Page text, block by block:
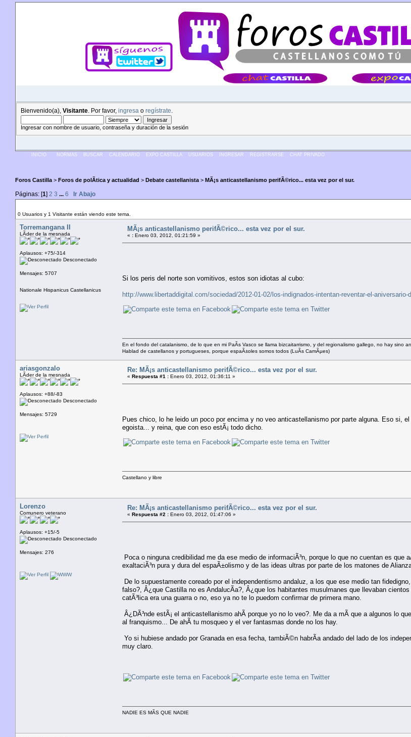
Bienvenido(a), Visitante . Por favor, ingresa o regístrate
Ingresar con nombre de usuario, contraseña y duración de la sesión
INICIO NORMAS BUSCAR CALENDARIO EXPO CASTILLA USUARIOS INGRESAR REGISTRARSE CHAT PRIVADO
Foros Castilla > Foros de polÃ­tica y actualidad > Debate castellanista > MÃ¡s anticastellanismo perifÃ©rico... esta vez por el sur.
Páginas: [1] 2 3 ... 6 Ir Abajo
0 Usuarios y 1 Visitante están viendo este tema.
Torremangana II
LÃ­der de la mesnada
Aplausos: +75/-314
Desconectado
Mensajes: 5707
Nationale Hispanicus Castellanicus
MÃ¡s anticastellanismo perifÃ©rico... esta vez por el sur.
« : Enero 03, 2012, 01:21:59 »
Si los peris del norte son vomitivos, estos son idiotas al cubo:
http://www.libertaddigital.com/sociedad/2012-01-02/los-indignados-intentan-reventar-el-aniversario-
En el fondo del catalanismo, de lo que en mi PaÃ­s Vasco se llama bizcaitarrismo, y del regionalismo gallego, no hay sino
Hablad de castellanos y portugueses, porque espaÃ±oles somos todos (LuÃ­s CamÃµes)
ariasgonzalo
LÃ­der de la mesnada
Aplausos: +88/-83
Desconectado
Mensajes: 5729
Re: MÃ¡s anticastellanismo perifÃ©rico... esta vez por el sur.
« Respuesta #1 : Enero 03, 2012, 01:36:11 »
Pues chico, lo he leido un poco por encima y no veo anticastellanismo por parte alguna. Eso si,
egoista... y reina, que con eso estÃ¡ todo dicho.
Castellano y libre
Lorenzo
Comunero veterano
Aplausos: +15/-5
Desconectado
Mensajes: 276
Re: MÃ¡s anticastellanismo perifÃ©rico... esta vez por el sur.
« Respuesta #2 : Enero 03, 2012, 01:47:06 »
Poca o ninguna credibilidad me da ese medio de informaciÃ³n, porque lo que no cuentan es
exaltaciÃ³n pura y dura del espaÃ±olismo y de las ideas ultras por parte de los matones de
De lo supuestamente coreado por el independentismo andaluz, a los que ese medio tan
falso?, Â¿que Castilla no es AndalucÃ­a?, Â¿que los habitantes musulmanes que llevaban
catÃ³lica era una guarra o no, eso ya no te lo puedom confirmar de primera mano.
Â¿DÃ³nde estÃ¡ el anticastellanismo ahÃ­ porque yo no lo veo?. Me da a mÃ­ que a algunos lo
al franquismo... De ahÃ­ tu mosqueo y el ver fantasmas donde no los hay.
Yo si hubiese andado por Granada en esa fecha, tambiÃ©n habrÃ­a andado del lado de los
muy claro.
NADIE ES MÃS QUE NADIE